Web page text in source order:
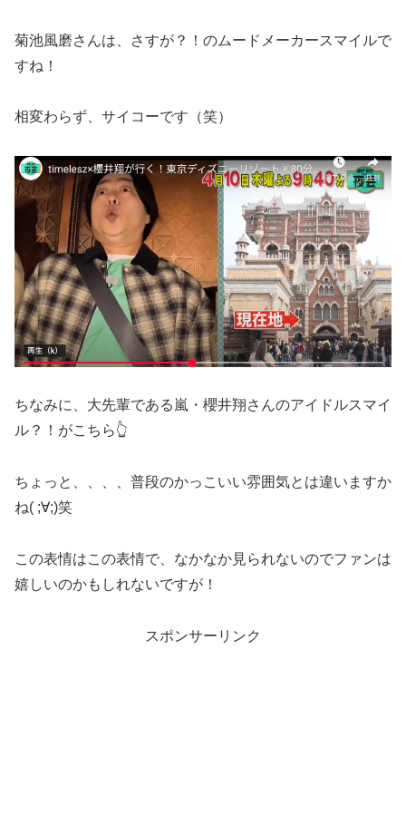
菊池風磨さんは、さすが？！のムードメーカースマイルで
すね！
相変わらず、サイコーです（笑）
ちなみに、大先輩である嵐・櫻井翔さんのアイドルスマイ
ル？！がこちら👆
ちょっと、、、、普段のかっこいい雰囲気とは違いますか
ね( ;∀;)笑
この表情はこの表情で、なかなか見られないのでファンは
嬉しいのかもしれないですが！
スポンサーリンク